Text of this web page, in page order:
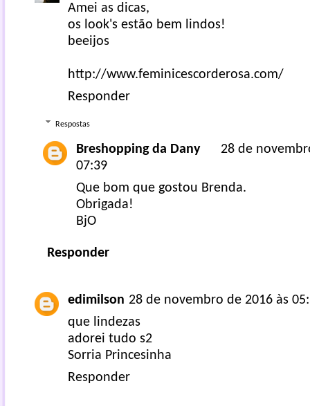
Amei as dicas,
os look's estão bem lindos!
beeijos
http://www.feminicescorderosa.com/
Responder
Respostas
Breshopping da Dany
28 de
07:39
Que bom que gostou Brenda.
Obrigada!
BjO
Responder
edimilson 28 de novembro de 2016 às
que lindezas
adorei tudo s2
Sorria Princesinha
Responder